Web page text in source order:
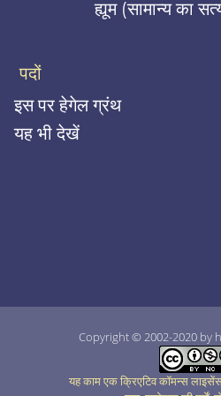
ह्यूम (सामान्य का
पदों
इस पर हेगेल ग्रंथ
यह भी देखें
Copyright © 2002-2020 by
यह काम एक क्रिएटिव कॉमन्स